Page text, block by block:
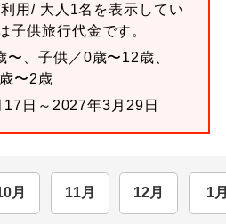
利用/ 大人1名を表示してい
子供旅行代金です。
〜、子供／0歳〜12歳、
〜2歳
日～2027年3月29日
月 11月 12月 1